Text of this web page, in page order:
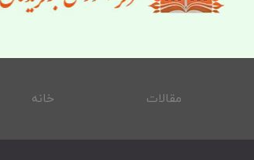
مقالات خانه